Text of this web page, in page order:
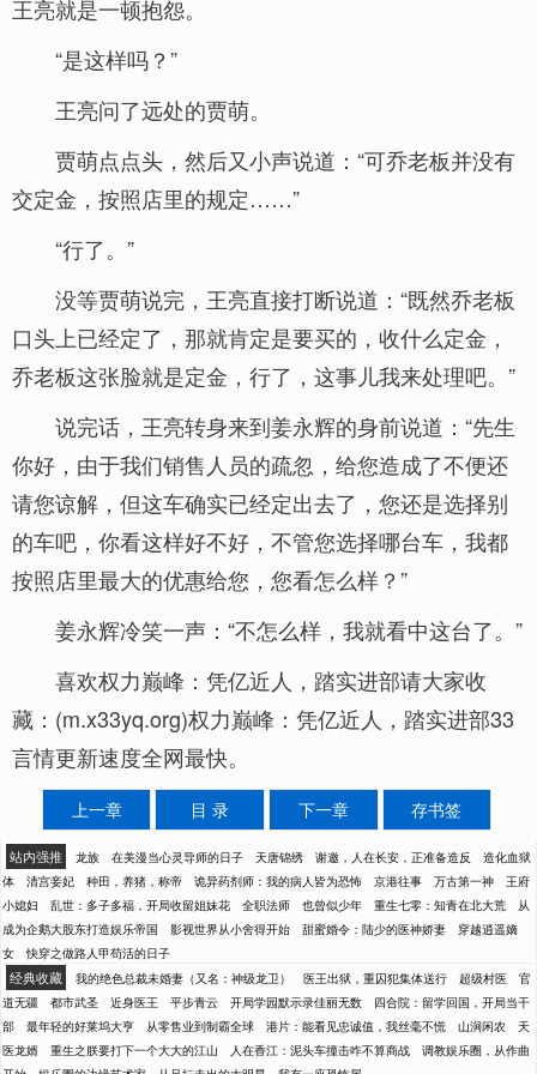
王亮就是一顿抱怨。
“是这样吗？”
王亮问了远处的贾萌。
贾萌点点头，然后又小声说道：“可乔老板并没有
交定金，按照店里的规定……”
“行了。”
没等贾萌说完，王亮直接打断说道：“既然乔老板
口头上已经定了，那就肯定是要买的，收什么定金，
乔老板这张脸就是定金，行了，这事儿我来处理吧。”
说完话，王亮转身来到姜永辉的身前说道：“先生
你好，由于我们销售人员的疏忽，给您造成了不便还
请您谅解，但这车确实已经定出去了，您还是选择别
的车吧，你看这样好不好，不管您选择哪台车，我都
按照店里最大的优惠给您，您看怎么样？”
姜永辉冷笑一声：“不怎么样，我就看中这台了。”
喜欢权力巅峰：凭亿近人，踏实进部请大家收
藏：(m.x33yq.org)权力巅峰：凭亿近人，踏实进部33
言情更新速度全网最快。
上一章 目 录 下一章 存书签
站内强推 龙族 在美漫当心灵导师的日子 天唐锦绣 谢邀，人在长安，正准备造反
造化血狱
体
清宫妾妃 种田，养猪，称帝 诡异药剂师：我的病人皆为恐怖 京港往事 万古第一神
王府
小媳妇
乱世：多子多福，开局收留姐妹花 全职法师 也曾似少年 重生七零：知青在北大荒
从
成为企鹅大股东打造娱乐帝国
影视世界从小舍得开始 甜蜜婚令：陆少的医神娇妻
穿越逍遥嫡
女
快穿之做路人甲苟活的日子
经典收藏 我的绝色总裁未婚妻（又名：神级龙卫） 医王出狱，重囚犯集体送行 超级村医
官
道无疆
都市武圣 近身医王 平步青云 开局学园默示录佳丽无数
四合院：留学回国，开局当干
部
最年轻的好莱坞大亨 从零售业到制霸全球 港片：能看见忠诚值，我丝毫不慌 山涧闲农
天
医龙婿
重生之朕要打下一个大大的江山 人在香江：泥头车撞击咋不算商战
调教娱乐圈，从作曲